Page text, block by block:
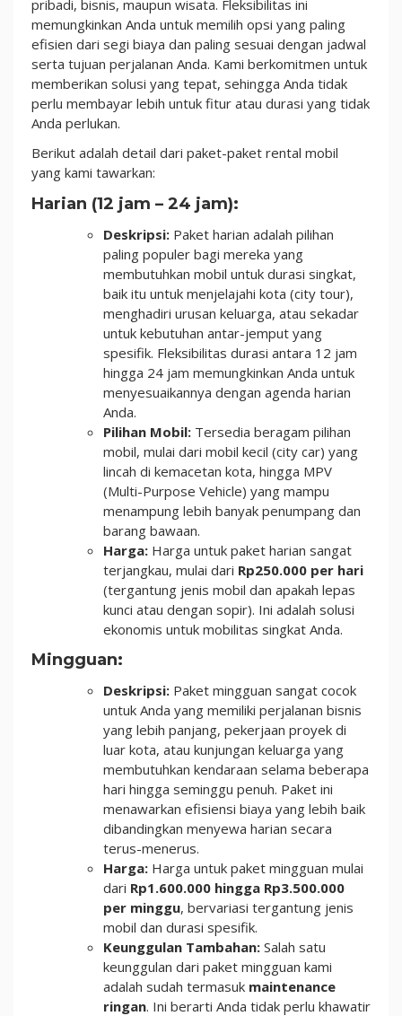
pribadi, bisnis, maupun wisata. Fleksibilitas ini
memungkinkan Anda untuk memilih opsi yang paling
efisien dari segi biaya dan paling sesuai dengan jadwal
serta tujuan perjalanan Anda. Kami berkomitmen untuk
memberikan solusi yang tepat, sehingga Anda tidak
perlu membayar lebih untuk fitur atau durasi yang tidak
Anda perlukan.
Berikut adalah detail dari paket-paket rental mobil
yang kami tawarkan:
Harian (12 jam – 24 jam):
Deskripsi: Paket harian adalah pilihan
paling populer bagi mereka yang
membutuhkan mobil untuk durasi singkat,
baik itu untuk menjelajahi kota (city tour),
menghadiri urusan keluarga, atau sekadar
untuk kebutuhan antar-jemput yang
spesifik. Fleksibilitas durasi antara 12 jam
hingga 24 jam memungkinkan Anda untuk
menyesuaikannya dengan agenda harian
Anda.
Pilihan Mobil: Tersedia beragam pilihan
mobil, mulai dari mobil kecil (city car) yang
lincah di kemacetan kota, hingga MPV
(Multi-Purpose Vehicle) yang mampu
menampung lebih banyak penumpang dan
barang bawaan.
Harga: Harga untuk paket harian sangat
terjangkau, mulai dari Rp250.000 per hari
(tergantung jenis mobil dan apakah lepas
kunci atau dengan sopir). Ini adalah solusi
ekonomis untuk mobilitas singkat Anda.
Mingguan:
Deskripsi: Paket mingguan sangat cocok
untuk Anda yang memiliki perjalanan bisnis
yang lebih panjang, pekerjaan proyek di
luar kota, atau kunjungan keluarga yang
membutuhkan kendaraan selama beberapa
hari hingga seminggu penuh. Paket ini
menawarkan efisiensi biaya yang lebih baik
dibandingkan menyewa harian secara
terus-menerus.
Harga: Harga untuk paket mingguan mulai
dari Rp1.600.000 hingga Rp3.500.000
per minggu, bervariasi tergantung jenis
mobil dan durasi spesifik.
Keunggulan Tambahan: Salah satu
keunggulan dari paket mingguan kami
adalah sudah termasuk maintenance
ringan. Ini berarti Anda tidak perlu khawatir